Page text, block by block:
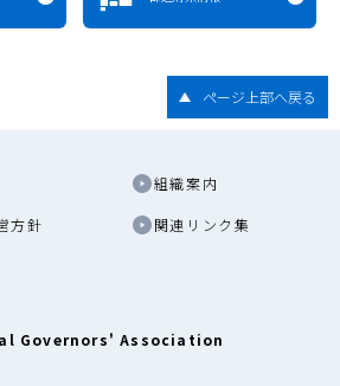
ページ上部へ戻る
組織案内
方針 関連リンク集
Governors' Association